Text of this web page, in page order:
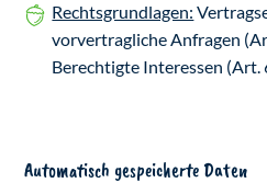
Rechtsgrundlagen:
vorvertragliche Anfragen
Berechtigte Interessen (Art.
Automatisch gespeicherte Daten